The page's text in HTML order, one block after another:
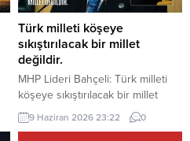
Türk milleti köşeye
sıkıştırılacak bir millet
değildir.
MHP Lideri Bahçeli: Türk milleti
köşeye sıkıştırılacak bir millet
değildir. Türk milleti, karşısına
yedi düvel de dizilse tarih
9 Haziran 2026 23:22 0